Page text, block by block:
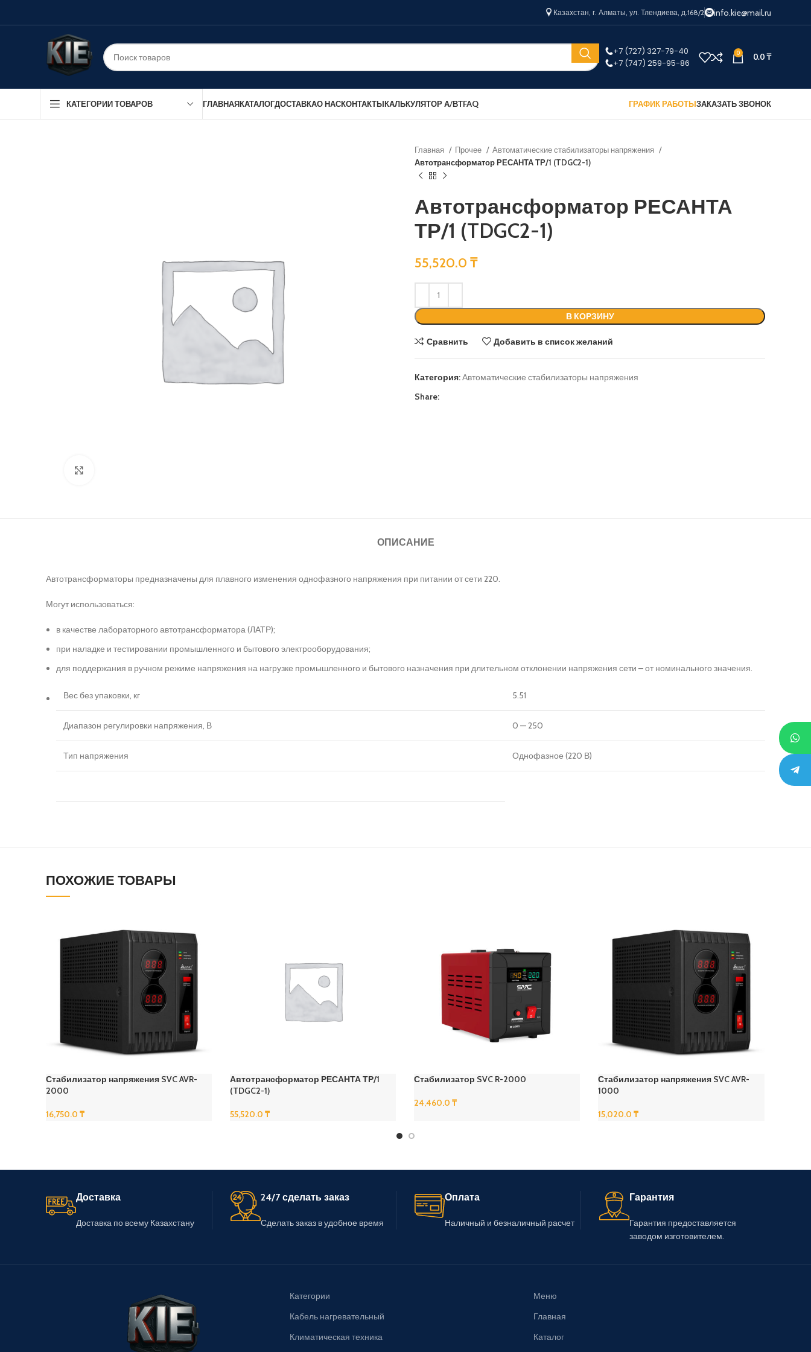
Казахстан, г. Алматы, ул. Тлендиева, д.168/2 info.kie@mail.ru
+7 (727) 327-79-40
+7 (747) 259-95-86
0 0.0₸
КАТЕГОРИИ ТОВАРОВ ГЛАВНАЯКАТАЛОГДОСТАВКАО НАСКОНТАКТЫКАЛЬКУЛЯТОР А/ВТFAQ ГРАФИК РАБОТЫЗАКАЗАТЬ ЗВОНОК
Главная Прочее
Автоматические стабилизаторы напряжения
Автотрансформатор РЕСАНТА ТР/1 (TDGC2-1)
Автотрансформатор РЕСАНТА
ТР/1 (TDGC2-1)
55,520.0 ₸
В КОРЗИНУ
Сравнить Добавить в список желаний
Категория:Автоматические стабилизаторы напряжения
Share:
ОПИСАНИЕ
Автотрансформаторы предназначены для плавного изменения однофазного напряжения при питании от сети 220.
Могут использоваться:
в качестве лабораторного автотрансформатора (ЛАТР);
при наладке и тестировании промышленного и бытового электрооборудования;
для поддержания в ручном режиме напряжения на нагрузке промышленного и бытового назначения при длительном отклонении напряжения сети – от номинального значения.
Вес без упаковки, кг 5.51
Диапазон регулировки напряжения, В 0 — 250
Тип напряжения Однофазное (220 В)
ПОХОЖИЕ ТОВАРЫ
Стабилизатор напряжения SVC AVR-
2000
16,750.0 ₸
Автотрансформатор РЕСАНТА ТР/1
(TDGC2-1)
55,520.0₸
Стабилизатор SVC R-2000
24,460.0₸
Стабилизатор напряжения SVC AVR-
1000
15,020.0₸
Доставка
Доставка по всему Казахстану
24/7 сделать заказ
Сделать заказ в удобное время
Оплата
Наличный и безналичный расчет
Гарантия
Гарантия предоставляется
заводом изготовителем.
Категории
Кабель нагревательный
Климатическая техника
Меню
Главная
Каталог